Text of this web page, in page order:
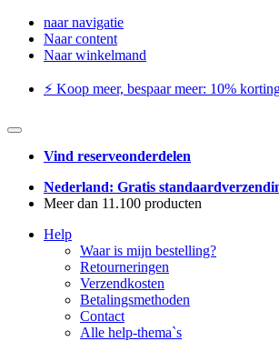
naar navigatie
Naar content
Naar winkelmand
⚡️ Koop meer, bespaar meer: ​​10%
Vind reserveonderdelen
Nederland: Gratis
Meer dan 11.100 producten
Help
Waar is mijn bestelling?
Retourneringen
Verzendkosten
Betalingsmethoden
Contact
Alle help-thema`s